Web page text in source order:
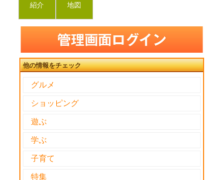
紹介 地図
他の情報をチェック
グルメ
ショッピング
遊ぶ
学ぶ
子育て
特集